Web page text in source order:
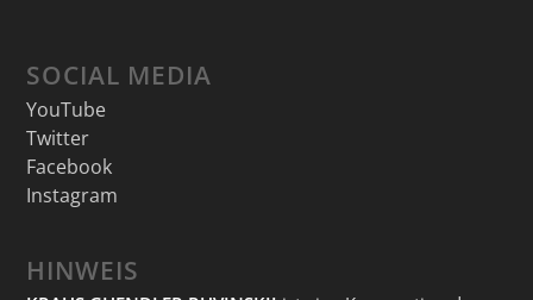
SOCIAL MEDIA
YouTube
Twitter
Facebook
Instagram
HINWEIS